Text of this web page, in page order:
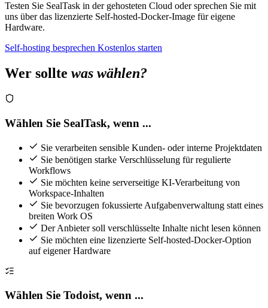
Testen Sie SealTask in der gehosteten Cloud oder sprechen Sie mit
uns über das lizenzierte Self-hosted-Docker-Image für eigene
Hardware.
Self-hosting besprechen Kostenlos starten
Wer sollte was wählen?
Wählen Sie SealTask, wenn ...
Sie verarbeiten sensible Kunden- oder interne Projektdaten
Sie benötigen starke Verschlüsselung für regulierte
Workflows
Sie möchten keine serverseitige KI-Verarbeitung von
Workspace-Inhalten
Sie bevorzugen fokussierte Aufgabenverwaltung statt eines
breiten Work OS
Der Anbieter soll verschlüsselte Inhalte nicht lesen können
Sie möchten eine lizenzierte Self-hosted-Docker-Option
auf eigener Hardware
Wählen Sie Todoist, wenn ...